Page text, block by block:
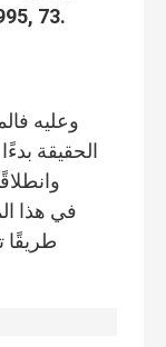
73.
وعليه
الحقيقة
طريقًا